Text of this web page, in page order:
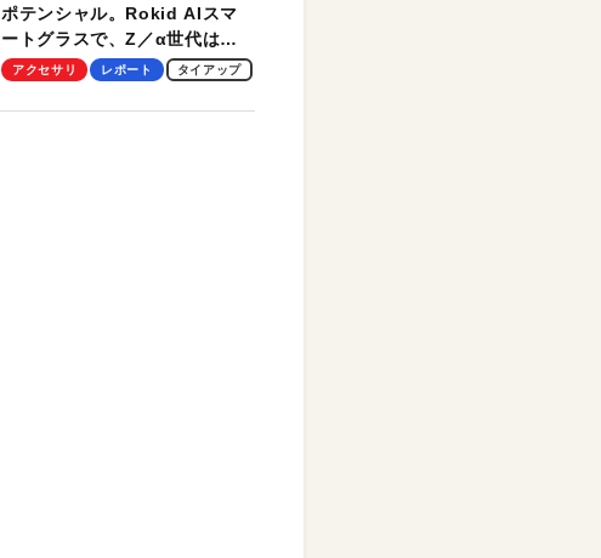
ポテンシャル。Rokid AIスマ
ートグラスで、Z／α世代は何
を見る？ 現役学生起業家、そ
【PR】
アクセサリ レポート タイアップ